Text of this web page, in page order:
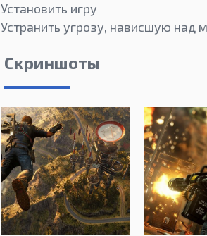
Установить игру
Устранить угрозу, нависшую над
Скриншоты